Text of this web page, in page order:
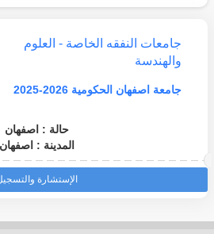
جامعات النفقه الخاصة - العلوم
والهندسة
جامعة اصفهان الحكومية 2026-2025
حالة : اصفهان
المدينة : اصفهان
الإستشارة والتسجيل